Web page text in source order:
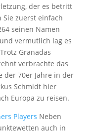
der es betritt
zuerst einfach
seinen Namen
vermutlich lag es
Granadas
verbrachte das
der 70er Jahre in der
Schmidt hier
Europa zu reisen.
Players Neben
auch in